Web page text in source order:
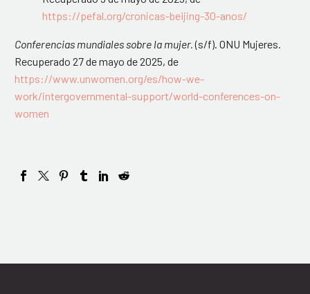
https://pefal.org/cronicas-beijing-30-anos/
Conferencias mundiales sobre la mujer.(s/f). ONU Mujeres.
Recuperado 27 de mayo de 2025, de
https://www.unwomen.org/es/how-we-
work/intergovernmental-support/world-conferences-on-
women